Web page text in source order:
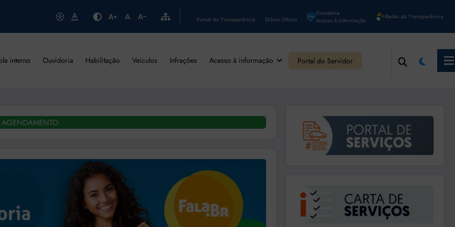
Portal da Transparência Diário Oficial
Ouvidoria
Acesso à Informação
Radar da Transparência
interno Ouvidoria Habilitação Veículos Infrações Acesso à informação Portal do Servidor
AGENDAMENTO